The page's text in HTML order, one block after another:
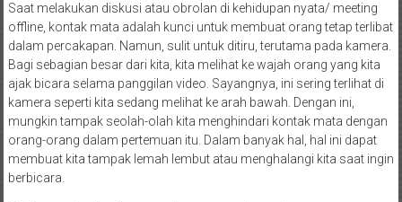
Saat melakukan diskusi atau obrolan di kehidupan nyata/ meeting
offline, kontak mata adalah kunci untuk membuat orang tetap terlibat
dalam percakapan. Namun, sulit untuk ditiru, terutama pada kamera.
Bagi sebagian besar dari kita, kita melihat ke wajah orang yang kita
ajak bicara selama panggilan video. Sayangnya, ini sering terlihat di
kamera seperti kita sedang melihat ke arah bawah. Dengan ini,
mungkin tampak seolah-olah kita menghindari kontak mata dengan
orang-orang dalam pertemuan itu. Dalam banyak hal, hal ini dapat
membuat kita tampak lemah lembut atau menghalangi kita saat ingin
berbicara.